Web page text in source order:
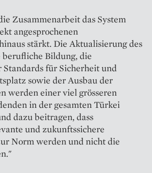
Zusammenarbeit das System
angesprochenen
stärkt. Die Aktualisierung des
Bildung, die
Standards für Sicherheit und
sowie der Ausbau der
werden einer viel grösseren
in der gesamten Türkei
dazu beitragen, dass
und zukunftssichere
Norm werden und nicht die